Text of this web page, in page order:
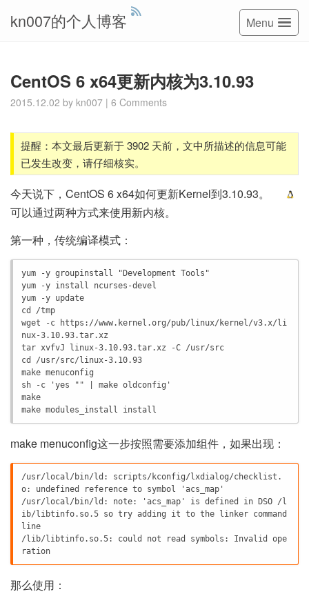
kn007的个人博客 Menu
CentOS 6 x64更新内核为3.10.93
2015.12.02 by kn007 | 6 Comments
提醒：本文最后更新于 3902 天前，文中所描述的信息可能
已发生改变，请仔细核实。
今天说下，CentOS 6 x64如何更新Kernel到3.10.93。
可以通过两种方式来使用新内核。
第一种，传统编译模式：
yum -y groupinstall "Development Tools"
yum -y install ncurses-devel
yum -y update
cd /tmp
wget -c https://www.kernel.org/pub/linux/kernel/v3.x/li
nux-3.10.93.tar.xz
tar xvfvJ linux-3.10.93.tar.xz -C /usr/src
cd /usr/src/linux-3.10.93
make menuconfig
sh -c 'yes "" | make oldconfig'
make
make modules_install install
make menuconfig这一步按照需要添加组件，如果出现：
/usr/local/bin/ld: scripts/kconfig/lxdialog/checklist.
o: undefined reference to symbol 'acs_map'
/usr/local/bin/ld: note: 'acs_map' is defined in DSO /l
ib/libtinfo.so.5 so try adding it to the linker command
line
/lib/libtinfo.so.5: could not read symbols: Invalid ope
ration
那么使用：